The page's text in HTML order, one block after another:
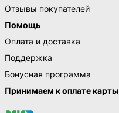
Отзывы покупателей
Помощь
Оплата и доставка
Поддержка
Бонусная программа
Принимаем к оплате карты